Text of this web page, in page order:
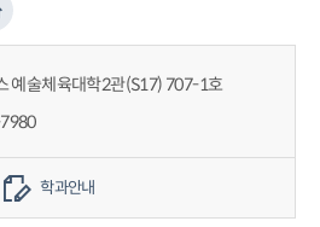
예술체육대학2관(S17) 707-1호
학과안내